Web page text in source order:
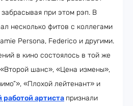
при этом рэп. В
несколько фитов с коллегами
Persona, Federico и другими.
в кино состоялось в той же
шанс», «Цена измены»,
«Плохой лейтенант» и
работой артиста признали